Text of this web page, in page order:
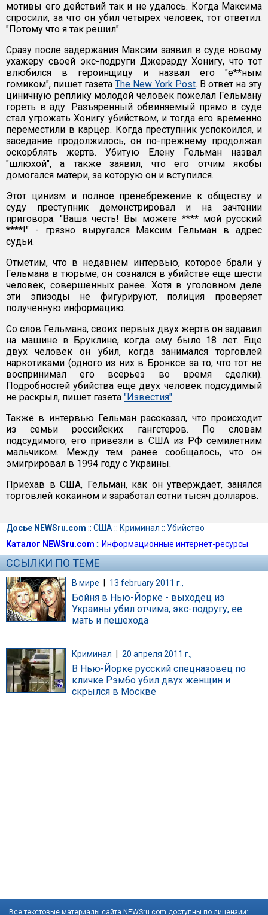
мотивы его действий так и не удалось. Когда Максима
спросили, за что он убил четырех человек, тот ответил:
"Потому что я так решил".
Сразу после задержания Максим заявил в суде новому
ухажеру своей экс-подруги Джерарду Хонигу, что тот
влюбился в героинщицу и назвал его "е**ным
гомиком", пишет газетаThe New York Post. В ответ на эту
циничную реплику молодой человек пожелал Гельману
гореть в аду. Разъяренный обвиняемый прямо в суде
стал угрожать Хонигу убийством, и тогда его временно
переместили в карцер. Когда преступник успокоился, и
заседание продолжилось, он по-прежнему продолжал
оскорблять жертв. Убитую Елену Гельман назвал
"шлюхой", а также заявил, что его отчим якобы
домогался матери, за которую он и вступился.
Этот цинизм и полное пренебрежение к обществу и
суду преступник демонстрировал и на зачтении
приговора. "Ваша честь! Вы можете **** мой русский
****!" - грязно выругался Максим Гельман в адрес
судьи.
Отметим, что в недавнем интервью, которое брали у
Гельмана в тюрьме, он сознался в убийстве еще шести
человек, совершенных ранее. Хотя в уголовном деле
эти эпизоды не фигурируют, полиция проверяет
полученную информацию.
Со слов Гельмана, своих первых двух жертв он задавил
на машине в Бруклине, когда ему было 18 лет. Еще
двух человек он убил, когда занимался торговлей
наркотиками (одного из них в Бронксе за то, что тот не
воспринимал его всерьез во время сделки).
Подробностей убийства еще двух человек подсудимый
не раскрыл, пишет газета "Известия".
Также в интервью Гельман рассказал, что происходит
из семьи российских гангстеров. По словам
подсудимого, его привезли в США из РФ семилетним
мальчиком. Между тем ранее сообщалось, что он
эмигрировал в 1994 году с Украины.
Приехав в США, Гельман, как он утверждает, занялся
торговлей кокаином и заработал сотни тысяч долларов.
Досье NEWSru.com :: США :: Криминал :: Убийство
Каталог NEWSru.com :: Информационные интернет-ресурсы
ССЫЛКИ ПО ТЕМЕ
В мире | 13 february 2011 г.,
Бойня в Нью-Йорке - выходец из
Украины убил отчима, экс-подругу, ее
мать и пешехода
Криминал 20 апреля 2011 г.,
В Нью-Йорке русский спецназовец по
кличке Рэмбо убил двух женщин и
скрылся в Москве
Все текстовые материалы сайта NEWSru.com доступны по лицензии: